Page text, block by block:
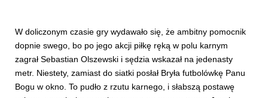
W doliczonym czasie gry wydawało się, że ambitny pomocnik
dopnie swego, bo po jego akcji piłkę ręką w polu karnym
zagrał Sebastian Olszewski i sędzia wskazał na jedenasty
metr. Niestety, zamiast do siatki posłał Bryła futbolówkę Panu
Bogu w okno. To pudło z rzutu karnego, i słabszą postawę